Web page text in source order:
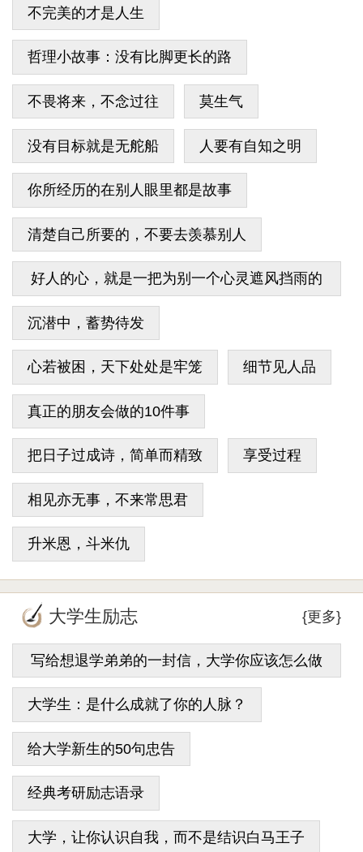
不完美的才是人生
哲理小故事：没有比脚更长的路
不畏将来，不念过往 莫生气
没有目标就是无舵船 人要有自知之明
你所经历的在别人眼里都是故事
清楚自己所要的，不要去羡慕别人
好人的心，就是一把为别一个心灵遮风挡雨的
沉潜中，蓄势待发
心若被困，天下处处是牢笼 细节见人品
真正的朋友会做的10件事
把日子过成诗，简单而精致 享受过程
相见亦无事，不来常思君
升米恩，斗米仇
大学生励志 {更多}
写给想退学弟弟的一封信，大学你应该怎么做
才能不迷茫
大学生：是什么成就了你的人脉？
给大学新生的50句忠告
经典考研励志语录
大学，让你认识自我，而不是结识白马王子